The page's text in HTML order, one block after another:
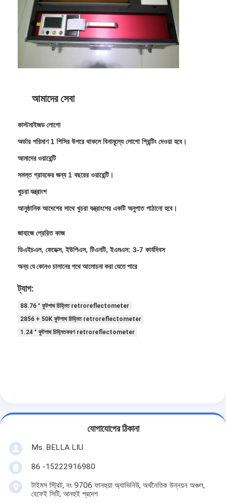
গুণগত মান নিয়ন্ত্রণ
যোগাযোগ করুন
ফুটপাথ চিহ্নিত retroreflectometer
Retroreflectometer সাইন করুন
রাস্তা চিহ্নিতকরণ বেধ গেজ
পোর্টেবল retroreflectometer
হ্যান্ডহেল্ড retroreflectometer
প্রতিফলিত টেপ স্টিকার
আমাদের সেবা
কাস্টমাইজড লোগো
অর্ডার পরিমাণ 1 পিসির উপরে থাকলে বিনামূল্যে লোগো প্রিন্টিং দেওয়া হবে।
আমাদের ওয়ারেন্টি
সমস্ত গ্রাহকের জন্য 1 বছরের ওয়ারেন্টি।
খুচরা যন্ত্রাংশ
আনুষ্ঠানিক আদেশের সাথে খুচরা যন্ত্রাংশের একটি অনুপাত পাঠানো হবে।
জাহাজে প্রেরিত কাজ
ডিএইচএল, ফেডেক্স, ইউপিএস, টিএনটি, ইএমএস: 3-7 কার্যদিবস
অন্য যে কোনও চালানের পথে আলোচনা করা যেতে পারে
ট্যাগ:
88.76 ° ফুটপাথ চিহ্নিত retroreflectometer
2856 + 50K ফুটপাথ চিহ্নিত retroreflectometer
1.24 ° ফুটপাথ চিহ্নিতকরণ retroreflectometer
যোগাযোগের ঠিকানা
Ms. BELLA LIU
86 -15222916980
টাইমস স্ট্রিট, নং 9706 ফানহুয়া অ্যাভিনিউ, অর্থনৈতিক উন্নয়ন অঞ্চল,
হেফেই সিটি, আনহুই প্রদেশ